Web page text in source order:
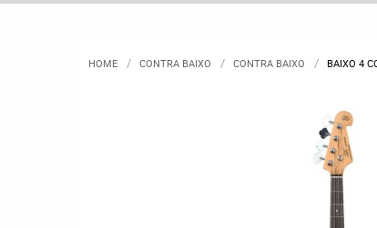
HOME CONTRA BAIXO CONTRA BAIXO BAIXO 4